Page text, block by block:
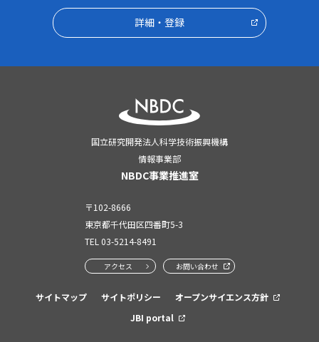
詳細・登録
国立研究開発法人科学技術振興機構
情報事業部
NBDC事業推進室
〒102-8666
東京都千代田区四番町5-3
TEL 03-5214-8491
アクセス お問い合わせ
サイトマップ サイトポリシー
オープンサイエンス方針
JBI portal